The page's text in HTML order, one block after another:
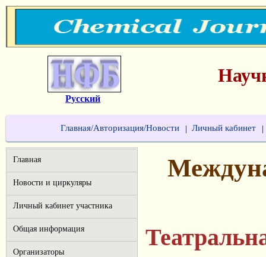
Русский
Главная/Авторизация/Новости | Личный кабинет |
Главная
Новости и циркуляры
Личный кабинет участника
Общая информация
Организаторы